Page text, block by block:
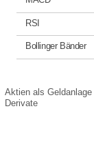
RSI
Bollinger Bänder
Aktien als Geldanlage
Derivate